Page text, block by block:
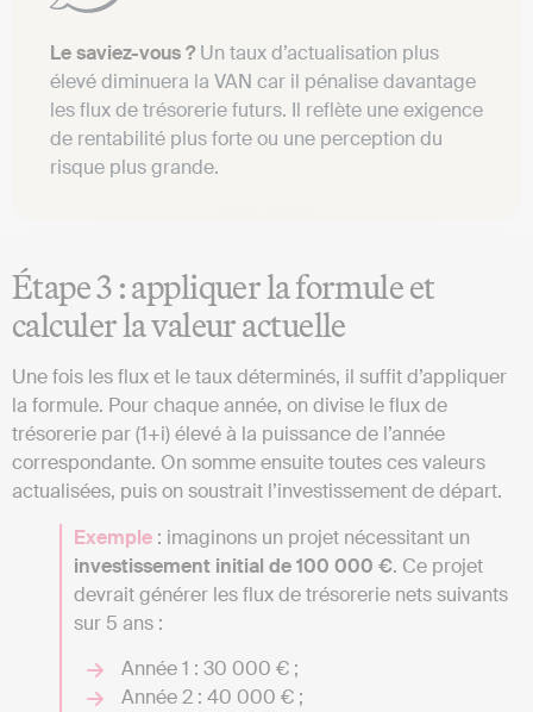
Le saviez-vous ? Un taux d’actualisation plus
élevé diminuera la VAN car il pénalise davantage
les flux de trésorerie futurs. Il reflète une exigence
de rentabilité plus forte ou une perception du
risque plus grande.
Étape 3 : appliquer la formule et
calculer la valeur actuelle
Une fois les flux et le taux déterminés, il suffit d’appliquer
la formule. Pour chaque année, on divise le flux de
trésorerie par (1+i) élevé à la puissance de l’année
correspondante. On somme ensuite toutes ces valeurs
actualisées, puis on soustrait l’investissement de départ.
Exemple : imaginons un projet nécessitant un
investissement initial de 100 000 €. Ce projet
devrait générer les flux de trésorerie nets suivants
sur 5 ans :
Année 1 : 30 000 € ;
Année 2 : 40 000 € ;